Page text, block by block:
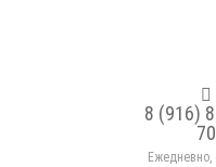
8 (916)
70
Ежедневно,